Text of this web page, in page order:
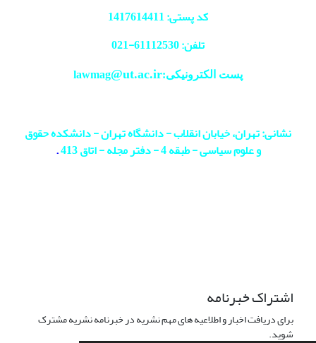
کد پستی: 1417614411
تلفن: 61112530-
021
پست الکترونیکی:lawmag@ut.ac.ir
نشانی: تهران، خیابان انقلاب - دانشگاه تهران - دانشکده حقوق
و علوم سیاسی - طبقه 4 - دفتر مجله - اتاق 413
.
اشتراک خبرنامه
برای دریافت اخبار و اطلاعیه های مهم نشریه در خبرنامه نشریه مشترک
شوید.